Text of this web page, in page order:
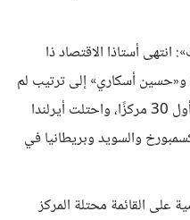
أستاذا الاقتصاد ذا
و«حسين أسكاري» إلى ترتيب لم
تصل فيه أي دولة إسلامية إلى أول 30 مركزًا، واحتلت أيرلندا
والسويد وبريطانيا في
على القائمة محتلة المركز